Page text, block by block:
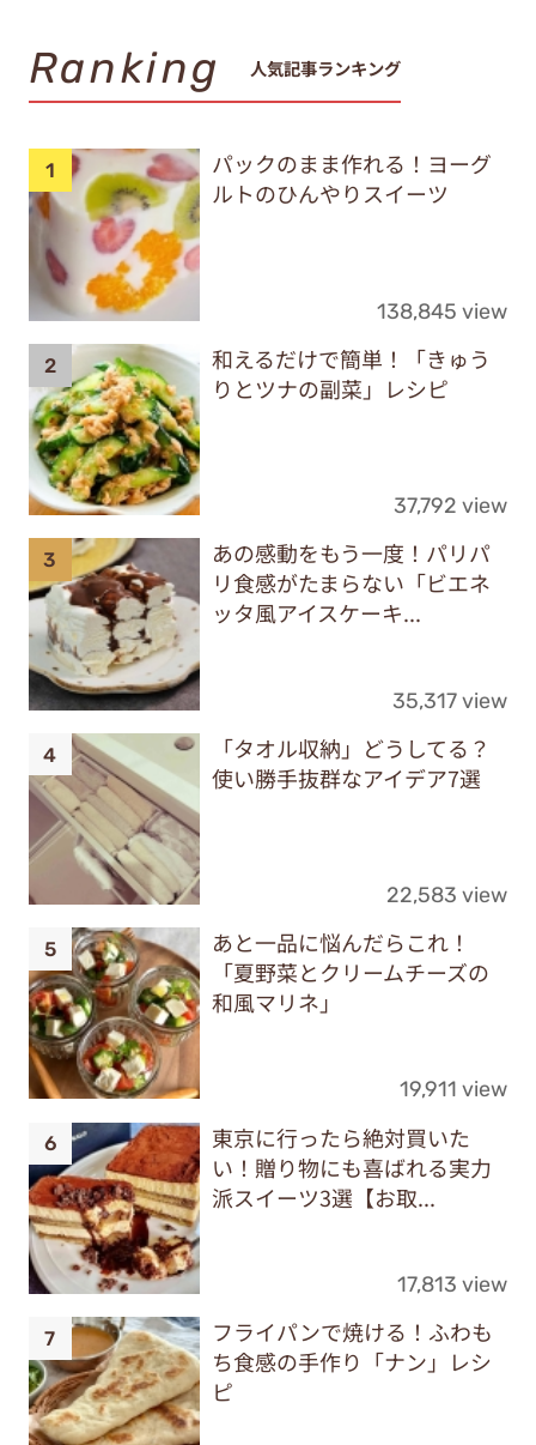
Ranking 人気記事ランキング
パックのまま作れる！ヨーグ
ルトのひんやりスイーツ
138,845 view
和えるだけで簡単！「きゅう
りとツナの副菜」レシピ
37,792 view
あの感動をもう一度！パリパ
リ食感がたまらない「ビエネ
ッタ風アイスケーキ...
35,317 view
「タオル収納」どうしてる？
使い勝手抜群なアイデア7選
22,583 view
あと一品に悩んだらこれ！
「夏野菜とクリームチーズの
和風マリネ」
19,911 view
東京に行ったら絶対買いた
い！贈り物にも喜ばれる実力
派スイーツ3選【お取...
17,813 view
フライパンで焼ける！ふわも
ち食感の手作り「ナン」レシ
ピ